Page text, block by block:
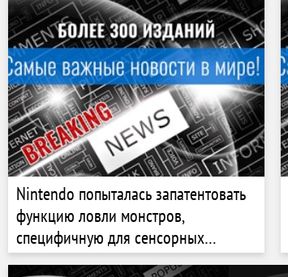
Nintendo попыталась запатентовать
функцию ловли монстров,
специфичную для сенсорных
экранов, но компании отказали